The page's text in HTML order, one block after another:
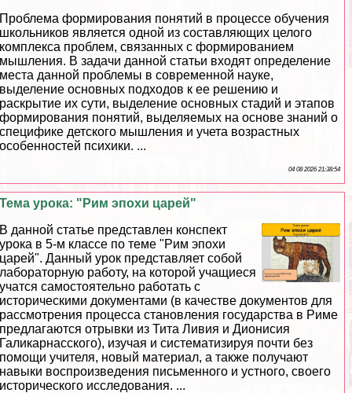
Проблема формирования понятий в процессе обучения
школьников является одной из составляющих целого
комплекса проблем, связанных с формированием
мышления. В задачи данной статьи входят определение
места данной проблемы в современной науке,
выделение основных подходов к ее решению и
раскрытие их сути, выделение основных стадий и этапов
формирования понятий, выделяемых на основе знаний о
специфике детского мышления и учета возрастных
особенностей психики. ...
04 08 2026 21:38:54
Тема урока: "Рим эпохи царей"
В данной статье представлен конспект
урока в 5-м классе по теме "Рим эпохи
царей". Данный урок представляет собой
лабораторную работу, на которой учащиеся
учатся самостоятельно работать с
историческими документами (в качестве документов для
рассмотрения процесса становления государства в Риме
предлагаются отрывки из Тита Ливия и Дионисия
Галикарнасского), изучая и систематизируя почти без
помощи учителя, новый материал, а также получают
навыки воспроизведения письменного и устного, своего
исторического исследования. ...